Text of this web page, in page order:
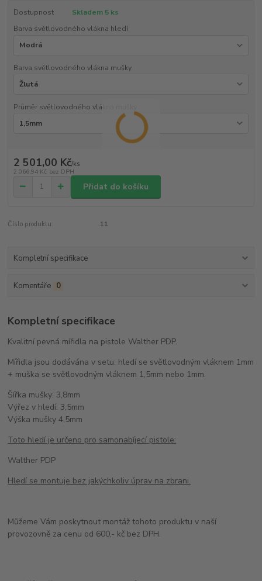
Dostupnost
Skladem 5 ks
Barva světlovodného vlákna hledí
Barva světlovodného vlákna mušky
Průměr světlovodného vlákna mušky
2 501,00 Kč/ks
2 066,94 Kč bez DPH
Přidat do košíku
Číslo produktu: .11
Kompletní specifikace
Komentáře 0
Kompletní specifikace
Kvalitní pevná mířidla na pistole Walther PDP.
Mířidla jsou dodávána v setu: hledí se světlovodným vláknem 1mm
+ muška se světlovodným vláknem 1,5mm nebo 1mm.
Šířka mušky: 3,8mm
Výřez v hledí: 3,5mm
Výška mušky 4,5mm
Toto hledí je určeno pro samonabíjecí pistole:
Walther PDP
Hledí se montuje bez jakýchkoliv úprav na zbrani.
Můžeme Vám poskytnout montáž tohoto produktu v naší
provozovně za cenu od 600,- kč bez DPH.